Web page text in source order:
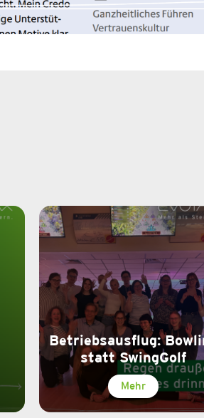
Betriebsausflug:
statt SwingGolf
Mehr